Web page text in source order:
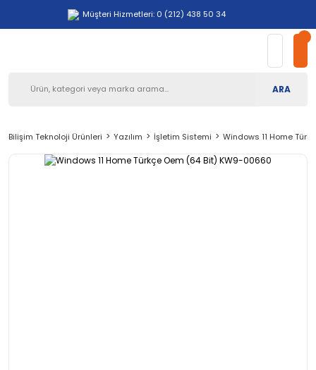
Müşteri Hizmetleri: 0 (212) 438 50 34
ARA
Bilişim Teknoloji Ürünleri Yazılım İşletim Sistemi Windows 11 Home